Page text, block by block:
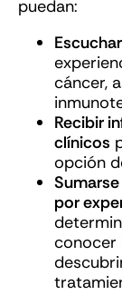
puedan:
cáncer,
Recibir
clínicos
opción
por
conocer